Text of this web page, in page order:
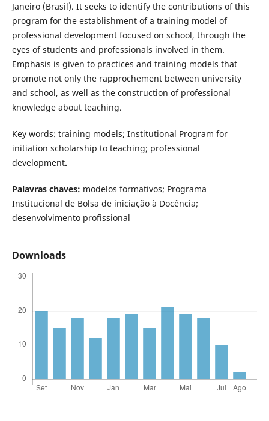
Janeiro (Brasil). It seeks to identify the contributions of this
program for the establishment of a training model of
professional development focused on school, through the
eyes of students and professionals involved in them.
Emphasis is given to practices and training models that
promote not only the rapprochement between university
and school, as well as the construction of professional
knowledge about teaching.
Key words: training models; Institutional Program for
initiation scholarship to teaching; professional
development.
Palavras chaves: modelos formativos; Programa
Institucional de Bolsa de iniciação à Docência;
desenvolvimento profissional
Downloads